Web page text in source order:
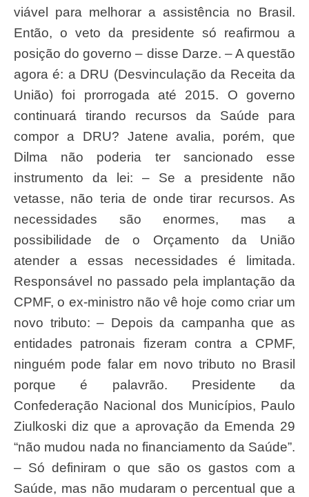
viável para melhorar a assistência no Brasil.
Então, o veto da presidente só reafirmou a
posição do governo – disse Darze. – A questão
agora é: a DRU (Desvinculação da Receita da
União) foi prorrogada até 2015. O governo
continuará tirando recursos da Saúde para
compor a DRU? Jatene avalia, porém, que
Dilma não poderia ter sancionado esse
instrumento da lei: – Se a presidente não
vetasse, não teria de onde tirar recursos. As
necessidades são enormes, mas a
possibilidade de o Orçamento da União
atender a essas necessidades é limitada.
Responsável no passado pela implantação da
CPMF, o ex-ministro não vê hoje como criar um
novo tributo: – Depois da campanha que as
entidades patronais fizeram contra a CPMF,
ninguém pode falar em novo tributo no Brasil
porque é palavrão. Presidente da
Confederação Nacional dos Municípios, Paulo
Ziulkoski diz que a aprovação da Emenda 29
“não mudou nada no financiamento da Saúde”.
– Só definiram o que são os gastos com a
Saúde, mas não mudaram o percentual que a